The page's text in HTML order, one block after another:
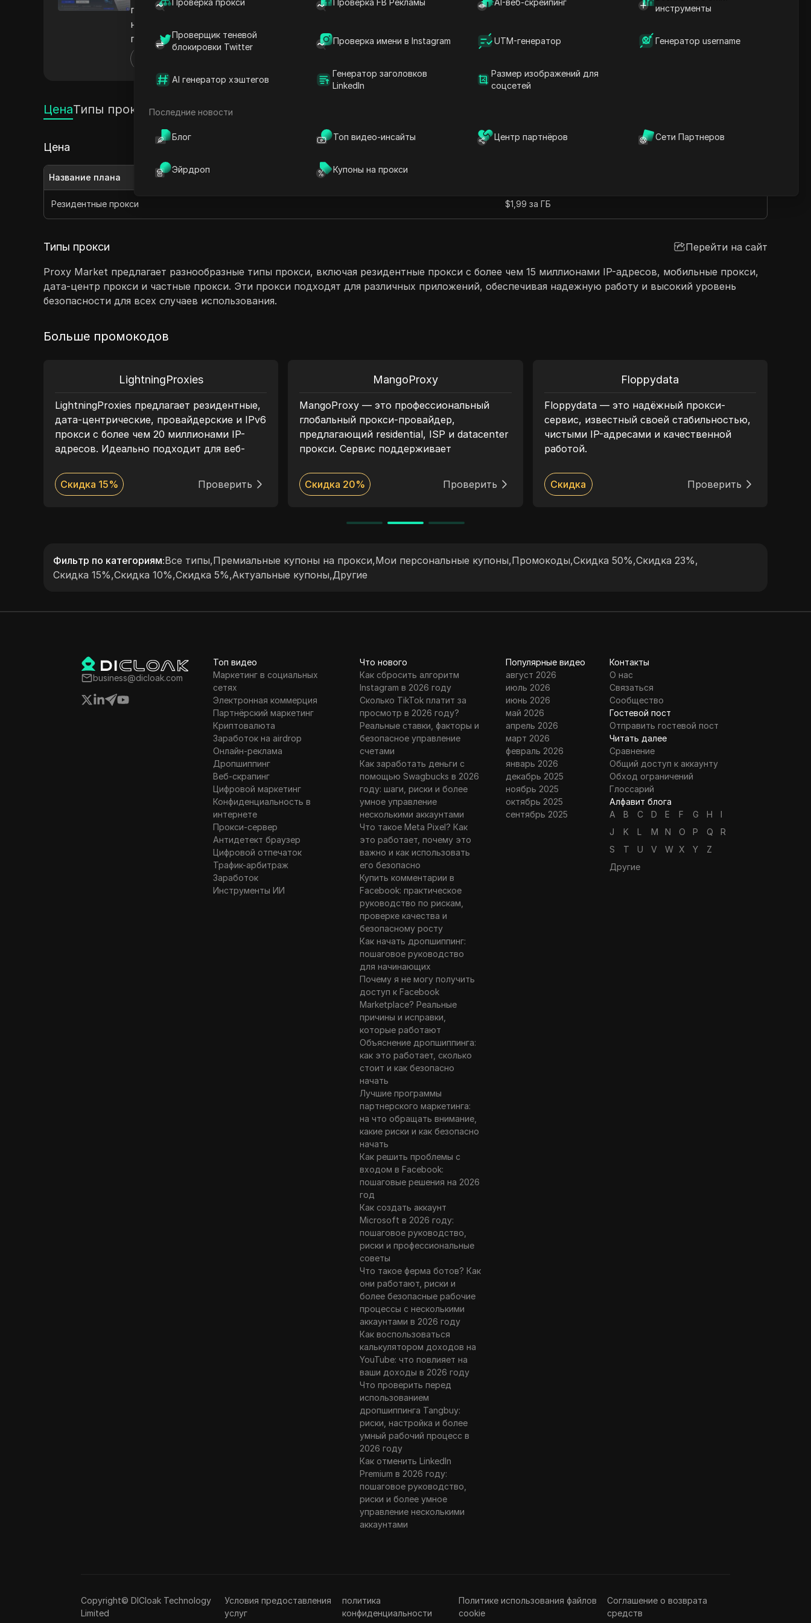
Проверка прокси Проверка FB Рекламы AI-веб-скрейпинг
инструменты
Проверщик теневой
блокировки Twitter
Проверка имени в Instagram UTM-генератор Генератор username
AI генератор хэштегов
Генератор заголовков
LinkedIn
Размер изображений для
соцсетей
Последние новости
Блог Топ видео-инсайты Центр партнёров Сети Партнеров
Эйрдроп Купоны на прокси
прокси. Известный своим обширным глобальным охватом и высокой производительностью, Proxy Market обеспечивает
надежные соединения, подходящие для веб-скрейпинга, управления социальными сетями и доступа к контенту с
географическими ограничениями. Сервис поддерживает протоколы HTTP, HTTPS и SOCKS5, предлагая гибкие тарифные
планы и бесшовную интеграцию с различными инструментами. Их квалифицированная поддержка клиентов и этичные
методы выбора поставщиков делают их отличным выбором как для бизнеса, так и для частных лиц.
ЦенаТипы прокси
Цена
Название плана
Резидентные прокси $1,99 за ГБ
Типы прокси Перейти на сайт
Proxy Market предлагает разнообразные типы прокси, включая резидентные прокси с более чем 15 миллионами IP-адресов, мобильные прокси,
дата-центр прокси и частные прокси. Эти прокси подходят для различных приложений, обеспечивая надежную работу и высокий уровень
безопасности для всех случаев использования.
Больше промокодов
LightningProxies
LightningProxies предлагает резидентные,
дата-центрические, провайдерские и IPv6
прокси с более чем 20 миллионами IP-
адресов. Идеально подходит для веб-
LightningProxies обеспечивает гибкое
ценообразование, высокоскоростные
Скидка 15% Проверить
MangoProxy
MangoProxy — это профессиональный
глобальный прокси-провайдер,
предлагающий residential, ISP и datacenter
прокси. Сервис поддерживает
протоколы HTTP и SOCKS5, гибкие
модели оплаты и широкое географическое
скрапинга, рекламных платформ, SEO,
Скидка 20% Проверить
Floppydata
Floppydata — это надёжный прокси-
сервис, известный своей стабильностью,
чистыми IP-адресами и качественной
работой.
Скидка Проверить
Фильтр по категориям:Все типы,Премиальные купоны на прокси,Мои персональные купоны,Промокоды,Скидка 50%,Скидка 23%,
Скидка 15%,Скидка 10%,Скидка 5%,Актуальные купоны,Другие
business@dicloak.com
Топ видео
Маркетинг в социальных
сетях
Электронная коммерция
Партнёрский маркетинг
Криптовалюта
Заработок на airdrop
Онлайн-реклама
Дропшиппинг
Веб-скрапинг
Цифровой маркетинг
Конфиденциальность в
интернете
Прокси-сервер
Антидетект браузер
Цифровой отпечаток
Трафик-арбитраж
Заработок
Инструменты ИИ
Что нового
Как сбросить алгоритм
Instagram в 2026 году
Сколько TikTok платит за
просмотр в 2026 году?
Реальные ставки, факторы и
безопасное управление
счетами
Как заработать деньги с
помощью Swagbucks в 2026
году: шаги, риски и более
умное управление
несколькими аккаунтами
Что такое Meta Pixel? Как
это работает, почему это
важно и как использовать
его безопасно
Купить комментарии в
Facebook: практическое
руководство по рискам,
проверке качества и
безопасному росту
Как начать дропшиппинг:
пошаговое руководство
для начинающих
Почему я не могу получить
доступ к Facebook
Marketplace? Реальные
причины и исправки,
которые работают
Объяснение дропшиппинга:
как это работает, сколько
стоит и как безопасно
начать
Лучшие программы
партнерского маркетинга:
на что обращать внимание,
какие риски и как безопасно
начать
Как решить проблемы с
входом в Facebook:
пошаговые решения на 2026
год
Как создать аккаунт
Microsoft в 2026 году:
пошаговое руководство,
риски и профессиональные
советы
Что такое ферма ботов? Как
они работают, риски и
более безопасные рабочие
процессы с несколькими
аккаунтами в 2026 году
Как воспользоваться
калькулятором доходов на
YouTube: что повлияет на
ваши доходы в 2026 году
Что проверить перед
использованием
дропшиппинга Tangbuy:
риски, настройка и более
умный рабочий процесс в
2026 году
Как отменить LinkedIn
Premium в 2026 году:
пошаговое руководство,
риски и более умное
управление несколькими
аккаунтами
Популярные видео
август 2026
июль 2026
июнь 2026
май 2026
апрель 2026
март 2026
февраль 2026
январь 2026
декабрь 2025
ноябрь 2025
октябрь 2025
сентябрь 2025
Контакты
О нас
Связаться
Сообщество
Гостевой пост
Отправить гостевой пост
Читать далее
Сравнение
Общий доступ к аккаунту
Обход ограничений
Глоссарий
Алфавит блога
A
B C D E F G H
I
J
K L M N O P Q
R
S
T U V W X Y
Z
Другие
Copyright© DICloak Technology
Limited
Условия предоставления
услуг
политика
конфиденциальности
Политике использования файлов
cookie
Соглашение о возврата
средств